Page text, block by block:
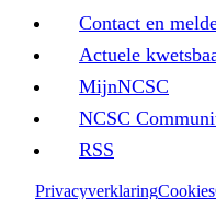
Contact en
Actuele
MijnNCSC
NCSC
RSS
PrivacyverklaringCookies